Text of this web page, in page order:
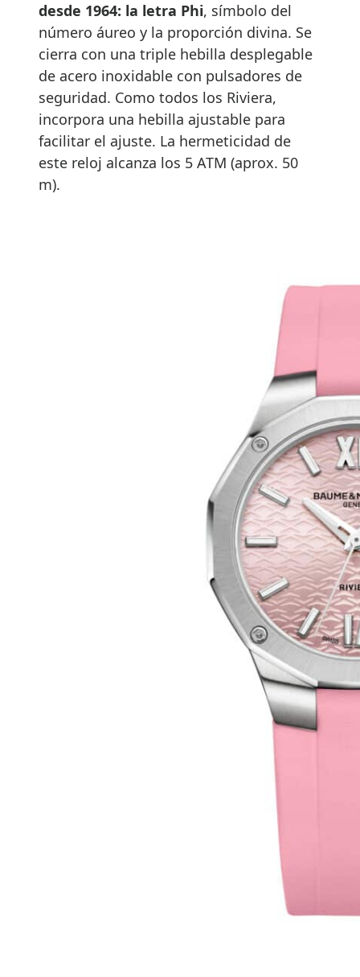
desde 1964: la letra Phi, símbolo del
número áureo y la proporción divina. Se
cierra con una triple hebilla desplegable
de acero inoxidable con pulsadores de
seguridad. Como todos los Riviera,
incorpora una hebilla ajustable para
facilitar el ajuste. La hermeticidad de
este reloj alcanza los 5 ATM (aprox. 50
m).